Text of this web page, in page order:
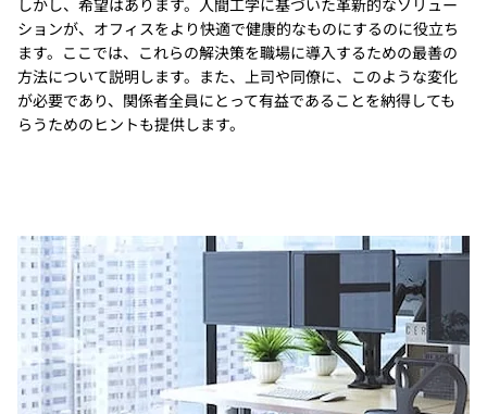
ションが、オフィスをより快適で健康的なものにするのに役立ち
ます。ここでは、これらの解決策を職場に導入するための最善の
方法について説明します。また、上司や同僚に、このような変化
が必要であり、関係者全員にとって有益であることを納得しても
らうためのヒントも提供します。